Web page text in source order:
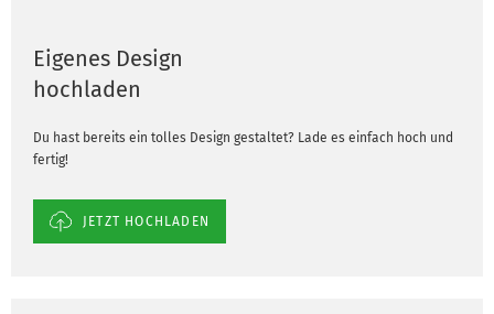
Eigenes Design
hochladen
Du hast bereits ein tolles Design gestaltet? Lade es einfach hoch und
fertig!
JETZT HOCHLADEN